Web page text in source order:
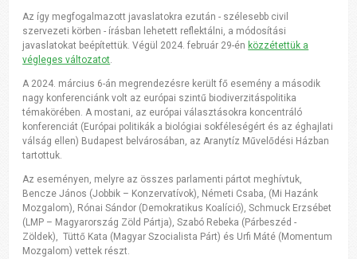
Az így megfogalmazott javaslatokra ezután - szélesebb civil
szervezeti körben - írásban lehetett reflektálni, a módosítási
javaslatokat beépítettük. Végül 2024. február 29-én közzétettük a
végleges változatot.
A 2024. március 6-án megrendezésre került fő esemény a második
nagy konferenciánk volt az európai szintű biodiverzitáspolitika
témakörében. A mostani, az európai választásokra koncentráló
konferenciát (Európai politikák a biológiai sokféleségért és az éghajlati
válság ellen) Budapest belvárosában, az Aranytíz Művelődési Házban
tartottuk.
Az eseményen, melyre az összes parlamenti pártot meghívtuk,
Bencze János (Jobbik – Konzervatívok), Németi Csaba, (Mi Hazánk
Mozgalom), Rónai Sándor (Demokratikus Koalíció), Schmuck Erzsébet
(LMP – Magyarország Zöld Pártja), Szabó Rebeka (Párbeszéd -
Zöldek), Tüttő Kata (Magyar Szocialista Párt) és Urfi Máté (Momentum
Mozgalom) vettek részt.